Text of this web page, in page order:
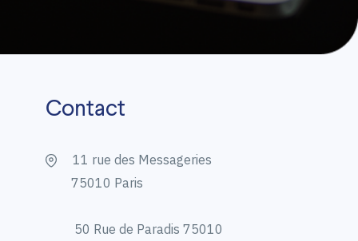
Contact
11 rue des Messageries
75010 Paris
50 Rue de Paradis 75010